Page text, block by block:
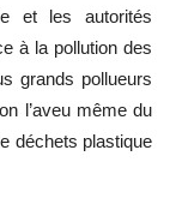
et les autorités
à la pollution des
grands pollueurs
l’aveu même du
déchets plastique